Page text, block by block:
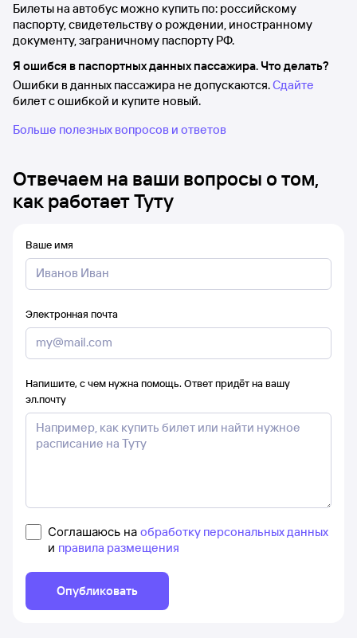
Билеты на автобус можно купить по: российскому
паспорту, свидетельству о рождении, иностранному
документу, заграничному паспорту РФ.
Я ошибся в паспортных данных пассажира. Что делать?
Ошибки в данных пассажира не допускаются.Сдайте
билет с ошибкой и купите новый.
Больше полезных вопросов и ответов
Отвечаем на ваши вопросы о том,
как работает Туту
Ваше имя
Электронная почта
Напишите, с чем нужна помощь. Ответ придёт на вашу
эл.почту
Соглашаюсь на обработку персональных данных
и правила размещения
Опубликовать